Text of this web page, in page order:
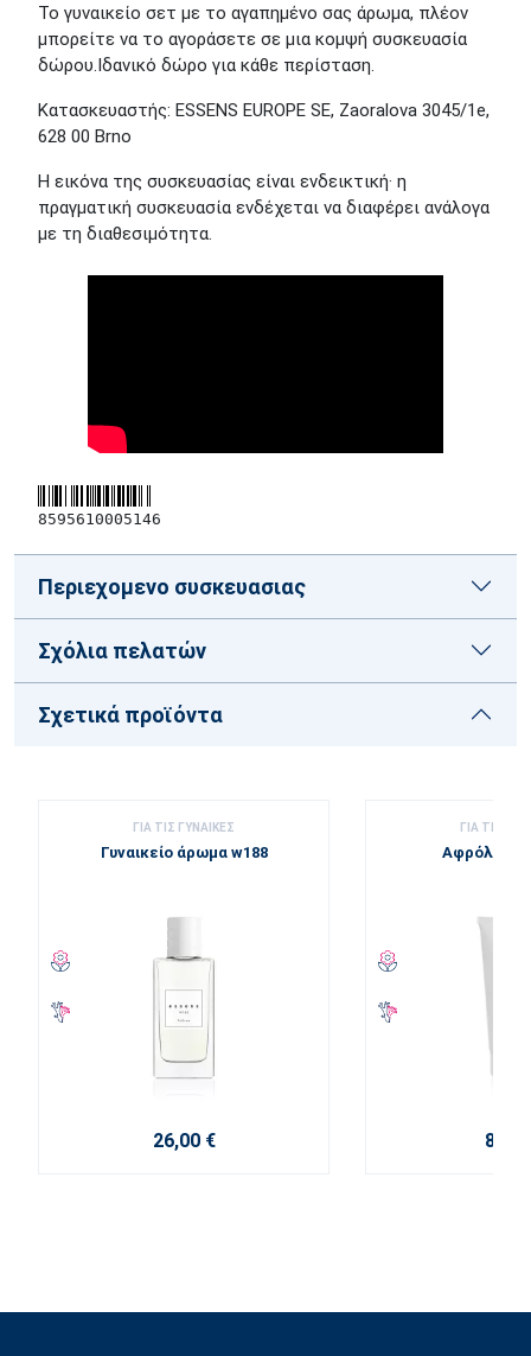
Το γυναικείο σετ με το αγαπημένο σας άρωμα, πλέον
μπορείτε να το αγοράσετε σε μια κομψή συσκευασία
δώρου.Ιδανικό δώρο για κάθε περίσταση.
Κατασκευαστής: ESSENS EUROPE SE, Zaoralova 3045/1e,
628 00 Brno
Η εικόνα της συσκευασίας είναι ενδεικτική· η
πραγματική συσκευασία ενδέχεται να διαφέρει ανάλογα
με τη διαθεσιμότητα.
8595610005146
Περιεχομενο συσκευασιας
Σχόλια πελατών
Σχετικά προϊόντα
ΓΙΑ ΤΙΣ ΓΥΝΑΊΚΕΣ
Γυναικείο άρωμα w188
26,00 €
ΓΙΑ ΤΙΣ
8,60